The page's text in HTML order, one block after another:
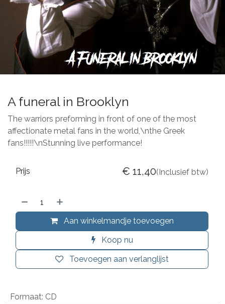
A funeral in Brooklyn
The warriors preforming in front of one of the most
affectionate metal fans in the world,\nthe Greek
fans!!!!!\nStunning live performance!
Aan winkelmandje toevoegen
Koop nu
Toevoegen aan verlanglijst
Prijs € 11,40(Inclusief btw)
Formaat: CD